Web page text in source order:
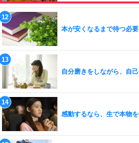
本が安くなるまで待つ必要
自分磨きをしながら、自
感動するなら、生で本物